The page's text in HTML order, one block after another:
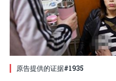
原告提供的证据#1935